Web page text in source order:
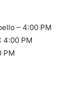
– 4:00 PM
4:00 PM
PM